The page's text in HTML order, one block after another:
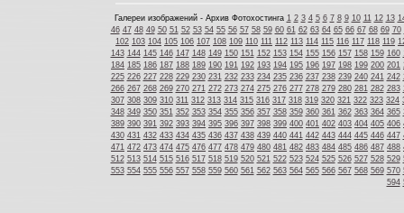
Галереи изображений - Архив Фотохостинга 1 2 3 4 5 6 7 8 9 10 11 12 13
46 47 48 49 50 51 52 53 54 55 56 57 58 59 60 61 62 63 64 65 66 67 68 69 70
102 103 104 105 106 107 108 109 110 111 112 113 114 115 116 117 118 119
143 144 145 146 147 148 149 150 151 152 153 154 155 156 157 158 159 160
184 185 186 187 188 189 190 191 192 193 194 195 196 197 198 199 200 201
225 226 227 228 229 230 231 232 233 234 235 236 237 238 239 240 241 242
266 267 268 269 270 271 272 273 274 275 276 277 278 279 280 281 282 283
307 308 309 310 311 312 313 314 315 316 317 318 319 320 321 322 323 324
348 349 350 351 352 353 354 355 356 357 358 359 360 361 362 363 364 365
389 390 391 392 393 394 395 396 397 398 399 400 401 402 403 404 405 406
430 431 432 433 434 435 436 437 438 439 440 441 442 443 444 445 446 447
471 472 473 474 475 476 477 478 479 480 481 482 483 484 485 486 487 488
512 513 514 515 516 517 518 519 520 521 522 523 524 525 526 527 528 529
553 554 555 556 557 558 559 560 561 562 563 564 565 566 567 568 569 570
594